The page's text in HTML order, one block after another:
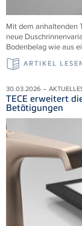
Mit dem anhaltenden
neue
Bodenbelag wie aus
ARTIKEL
30.03.2026 –
TECE erweitert
Betätigungen